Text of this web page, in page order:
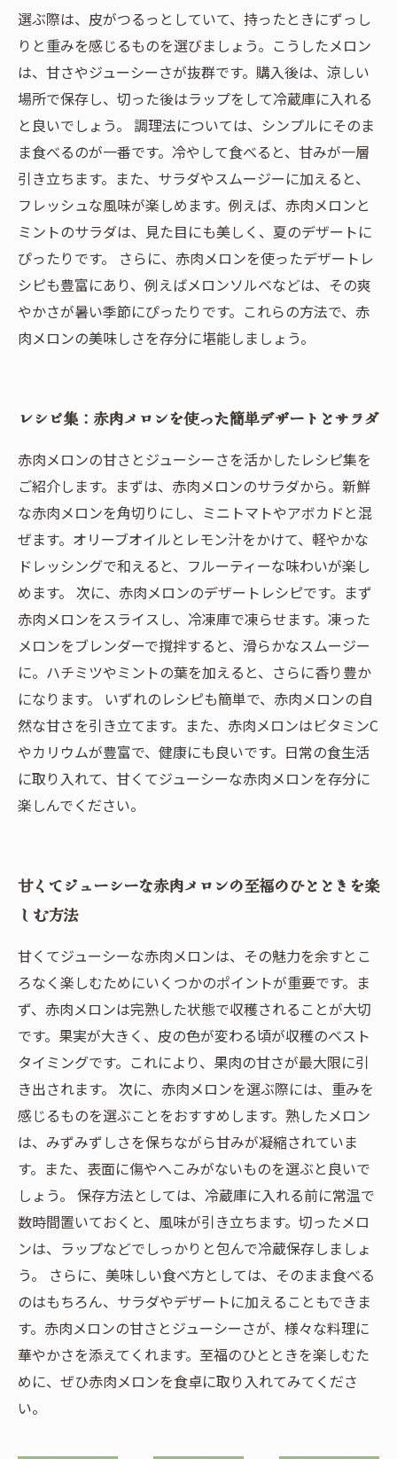
選ぶ際は、皮がつるっとしていて、持ったときにずっし
りと重みを感じるものを選びましょう。こうしたメロン
は、甘さやジューシーさが抜群です。購入後は、涼しい
場所で保存し、切った後はラップをして冷蔵庫に入れる
と良いでしょう。 調理法については、シンプルにそのま
ま食べるのが一番です。冷やして食べると、甘みが一層
引き立ちます。また、サラダやスムージーに加えると、
フレッシュな風味が楽しめます。例えば、赤肉メロンと
ミントのサラダは、見た目にも美しく、夏のデザートに
ぴったりです。 さらに、赤肉メロンを使ったデザートレ
シピも豊富にあり、例えばメロンソルベなどは、その爽
やかさが暑い季節にぴったりです。これらの方法で、赤
肉メロンの美味しさを存分に堪能しましょう。
レシピ集：赤肉メロンを使った簡単デザートとサラダ
赤肉メロンの甘さとジューシーさを活かしたレシピ集を
ご紹介します。まずは、赤肉メロンのサラダから。新鮮
な赤肉メロンを角切りにし、ミニトマトやアボカドと混
ぜます。オリーブオイルとレモン汁をかけて、軽やかな
ドレッシングで和えると、フルーティーな味わいが楽し
めます。 次に、赤肉メロンのデザートレシピです。まず
赤肉メロンをスライスし、冷凍庫で凍らせます。凍った
メロンをブレンダーで撹拌すると、滑らかなスムージー
に。ハチミツやミントの葉を加えると、さらに香り豊か
になります。 いずれのレシピも簡単で、赤肉メロンの自
然な甘さを引き立てます。また、赤肉メロンはビタミンC
やカリウムが豊富で、健康にも良いです。日常の食生活
に取り入れて、甘くてジューシーな赤肉メロンを存分に
楽しんでください。
甘くてジューシーな赤肉メロンの至福のひとときを楽
しむ方法
甘くてジューシーな赤肉メロンは、その魅力を余すとこ
ろなく楽しむためにいくつかのポイントが重要です。ま
ず、赤肉メロンは完熟した状態で収穫されることが大切
です。果実が大きく、皮の色が変わる頃が収穫のベスト
タイミングです。これにより、果肉の甘さが最大限に引
き出されます。 次に、赤肉メロンを選ぶ際には、重みを
感じるものを選ぶことをおすすめします。熟したメロン
は、みずみずしさを保ちながら甘みが凝縮されていま
す。また、表面に傷やへこみがないものを選ぶと良いで
しょう。 保存方法としては、冷蔵庫に入れる前に常温で
数時間置いておくと、風味が引き立ちます。切ったメロ
ンは、ラップなどでしっかりと包んで冷蔵保存しましょ
う。 さらに、美味しい食べ方としては、そのまま食べる
のはもちろん、サラダやデザートに加えることもできま
す。赤肉メロンの甘さとジューシーさが、様々な料理に
華やかさを添えてくれます。至福のひとときを楽しむた
めに、ぜひ赤肉メロンを食卓に取り入れてみてくださ
い。